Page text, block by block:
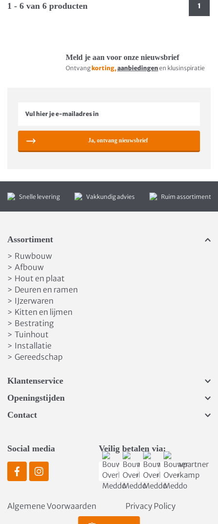
1 - 6 van 6 producten 1
Meld je aan voor onze nieuwsbrief
Ontvang korting,aanbiedingen en klusinspiratie
Ja, ontvang nieuwsbrief
Snelle levering Vakkundig advies Ruim assortiment
Assortiment
> Ruwbouw
> Afbouw
> Hout en plaat
> Deuren en ramen
> IJzerwaren
> Kitten en lijmen
> Bestrating
> Tuinhout
> Installatie
> Gereedschap
Klantenservice
Openingstijden
Contact
Social media Veilig betalen via:
Algemene Voorwaarden Privacy Policy